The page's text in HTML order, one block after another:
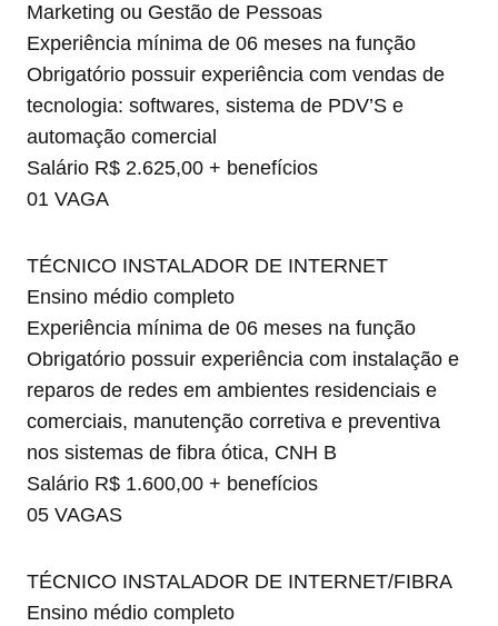
Marketing ou Gestão de Pessoas
Experiência mínima de 06 meses na função
Obrigatório possuir experiência com vendas de
tecnologia: softwares, sistema de PDV’S e
automação comercial
Salário R$ 2.625,00 + benefícios
01 VAGA
TÉCNICO INSTALADOR DE INTERNET
Ensino médio completo
Experiência mínima de 06 meses na função
Obrigatório possuir experiência com instalação e
reparos de redes em ambientes residenciais e
comerciais, manutenção corretiva e preventiva
nos sistemas de fibra ótica, CNH B
Salário R$ 1.600,00 + benefícios
05 VAGAS
TÉCNICO INSTALADOR DE INTERNET/FIBRA
Ensino médio completo